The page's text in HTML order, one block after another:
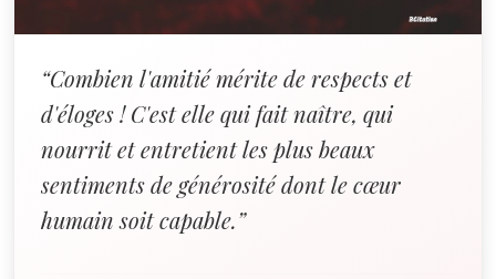
“Combien l'amitié mérite de respects et
d'éloges ! C'est elle qui fait naître, qui
nourrit et entretient les plus beaux
sentiments de générosité dont le cœur
humain soit capable.”